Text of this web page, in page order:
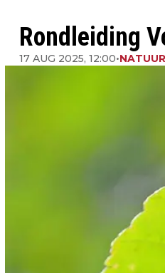
Rondleiding
17 AUG 2025, 12:00•NATUUR